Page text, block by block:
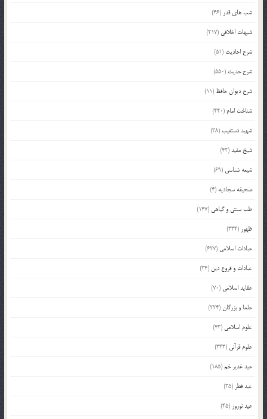
شب های قدر (46)
شبهات اخلاقی (217)
شرح احادیث (51)
شرح حدیث (550)
شرح دیوان حافظ (11)
شناخت امام (440)
شهید دستغیب(38)
شیخ مفید(42)
شیعه شناسی (69)
صحیفه سجادیه (4)
طب سنتی و گیاهی (147)
ظهور (334)
عبادات اسلامی (627)
عبادات و فروع دین (34)
عقاید اسلامی (70)
علما و بزرگان(224)
علوم اسلامی (43)
علوم قرآنی (343)
عید غدیر خم(185)
عید فطر (35)
عید نوروز (45)